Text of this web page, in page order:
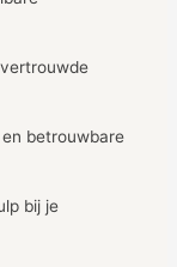
betrouwbare
bij je